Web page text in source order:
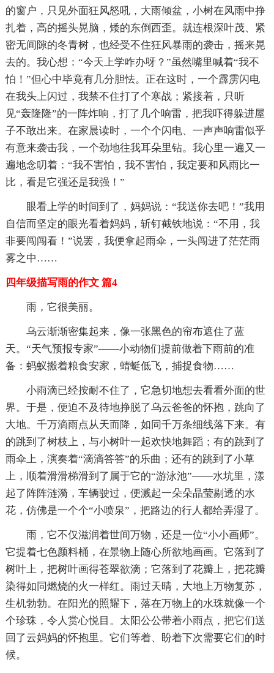
的窗户，只见外面狂风怒吼，大雨倾盆，小树在风雨中挣
扎着，高的摇头晃脑，矮的东倒西歪。就连根深叶茂、紧
密无间隙的冬青树，也经受不住狂风暴雨的袭击，摇来晃
去的。我心想：“今天上学咋办呀？”虽然嘴里喊着“我不
怕！”但心中毕竟有几分胆怯。正在这时，一个霹雳闪电
在我头上闪过，我禁不住打了个寒战；紧接着，只听
见“轰隆隆”的一阵炸响，打了几个响雷，把我吓得躲进屋
子不敢出来。在家晨读时，一个个闪电、一声声响雷似乎
有意来袭击我，一个劲地往我耳朵里钻。我心里一遍又一
遍地念叨着：“我不害怕，我不害怕，我定要和风雨比一
比，看是它强还是我强！”
眼看上学的时间到了，妈妈说：“我送你去吧！”我用
自信而坚定的眼光看着妈妈，斩钉截铁地说：“不用，我
非要闯闯看！”说罢，我便拿起雨伞，一头闯进了茫茫雨
雾之中……
四年级描写雨的作文 篇4
雨，它很美丽。
乌云渐渐密集起来，像一张黑色的帘布遮住了蓝
天。“天气预报专家”——小动物们提前做着下雨前的准
备：蚂蚁搬着粮食安家，蜻蜓低飞，捕捉食物……
小雨滴已经按耐不住了，它急切地想去看看外面的世
界。于是，便迫不及待地挣脱了乌云爸爸的怀抱，跳向了
大地。千万滴雨点从天而降，如同千万条细线落下来。有
的跳到了树枝上，与小树叶一起欢快地舞蹈；有的跳到了
雨伞上，演奏着“滴滴答答”的乐曲；还有的跳到了小草
上，顺着滑滑梯滑到了属于它的“游泳池”——水坑里，漾
起了阵阵涟漪，车辆驶过，便溅起一朵朵晶莹剔透的水
花，仿佛是一个个“小喷泉”，把路边的行人都给弄湿了。
雨，它不仅滋润着世间万物，还是一位“小小画师”。
它提着七色颜料桶，在景物上随心所欲地画画。它落到了
树叶上，把树叶画得苍翠欲滴；它落到了花瓣上，把花瓣
染得如同燃烧的火一样红。雨过天晴，大地上万物复苏，
生机勃勃。在阳光的照耀下，落在万物上的水珠就像一个
个珍珠，令人赏心悦目。太阳公公带着小雨点，把它们送
回了云妈妈的怀抱里。它们等着、盼着下次需要它们的时
候。